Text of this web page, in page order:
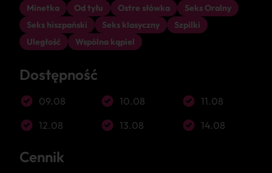
Minetka
Od tyłu Ostre słówka
Seks Oralny
Seks hiszpański
Seks klasyczny
Szpilki
Uległość
Wspólna kąpiel
Dostępność
09.08 10.08
11.08
12.08
13.08 14.08
Cennik